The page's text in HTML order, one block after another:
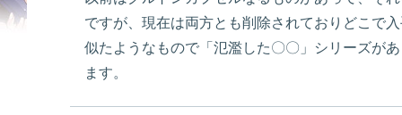
ですが、現在は両方とも削除されておりどこで
似たようなもので「氾濫した〇〇」シリーズが
ます。